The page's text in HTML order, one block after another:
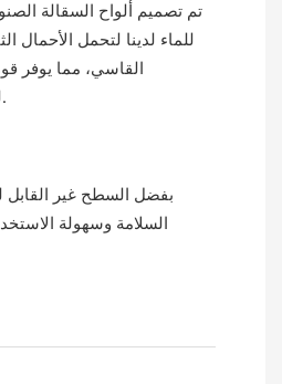
تم تصميم ألواح السقالة
للماء لدينا لتحمل الأحمال
القاسي، مما يوفر
لمشاريع البناء.
بفضل السطح غير القابل
السلامة وسهولة